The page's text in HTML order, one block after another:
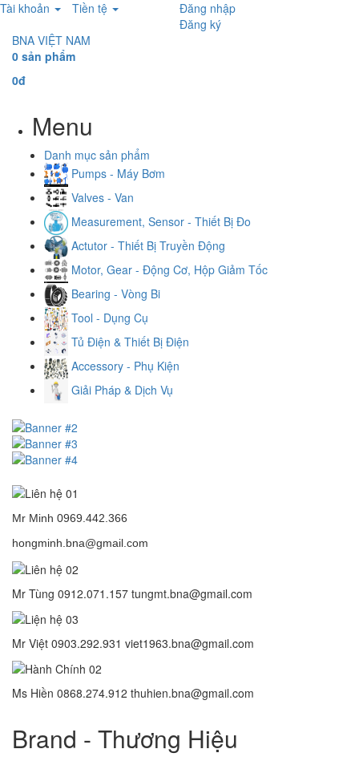
Tài khoản Tiền tệ
Đăng nhập
Đăng ký
BNA VIỆT NAM
0 sản phẩm
0đ
Menu
Danh mục sản phẩm
Pumps - Máy Bơm
Valves - Van
Measurement, Sensor - Thiết Bị Đo
Actutor - Thiết Bị Truyền Động
Motor, Gear - Động Cơ, Hộp Giảm Tốc
Bearing - Vòng Bi
Tool - Dụng Cụ
Tủ Điện & Thiết Bị Điện
Accessory - Phụ Kiện
Giải Pháp & Dịch Vụ
Mr Minh 0969.442.366
hongminh.bna@gmail.com
Mr Tùng 0912.071.157 tungmt.bna@gmail.com
Mr Việt 0903.292.931 viet1963.bna@gmail.com
Ms Hiền 0868.274.912 thuhien.bna@gmail.com
Brand - Thương Hiệu